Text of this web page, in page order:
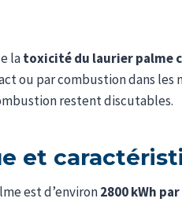
latoxicité du laurier palme
ou par combustion dans
restent discutables.
et
est d’environ2800 kWh